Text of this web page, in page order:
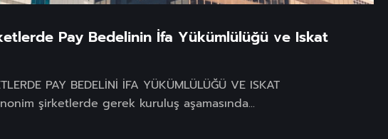
Pay Bedelinin İfa Yükümlülüğü ve Iskat
PAY BEDELİNİ İFA YÜKÜMLÜLÜĞÜ VE ISKAT
şirketlerde gerek kuruluş aşamasında...